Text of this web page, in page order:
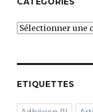
Catégories
ETIQUETTES